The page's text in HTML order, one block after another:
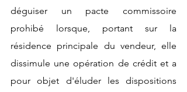
déguiser un pacte commissoire
prohibé lorsque, portant sur la
résidence principale du vendeur, elle
dissimule une opération de crédit et a
pour objet d'éluder les dispositions